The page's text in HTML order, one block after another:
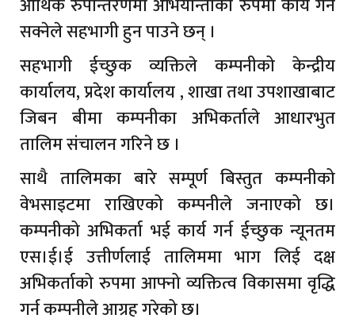
आर्थिक रुपान्तरणमा अभियान्ताको रुपमा कार्य गर्न
सक्नेले सहभागी हुन पाउने छन् ।
सहभागी ईच्छुक व्यक्तिले कम्पनीको केन्द्रीय
कार्यालय, प्रदेश कार्यालय , शाखा तथा उपशाखाबाट
जिबन बीमा कम्पनीका अभिकर्ताले आधारभुत
तालिम संचालन गरिने छ ।
साथै तालिमका बारे सम्पूर्ण बिस्तुत कम्पनीको
वेभसाइटमा राखिएको कम्पनीले जनाएको छ।
कम्पनीको अभिकर्ता भई कार्य गर्न ईच्छुक न्यूनतम
एस।ई।ई उत्तीर्णलाई तालिममा भाग लिई दक्ष
अभिकर्ताको रुपमा आफ्नो व्यक्तित्व विकासमा वृद्धि
गर्न कम्पनीले आग्रह गरेको छ।